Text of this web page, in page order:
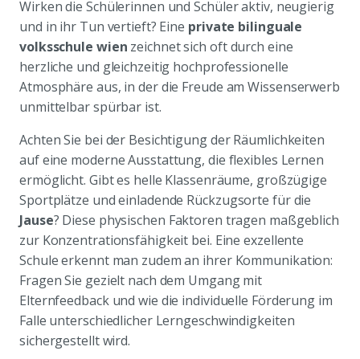
Wirken die Schülerinnen und Schüler aktiv, neugierig
und in ihr Tun vertieft? Eine private bilinguale
volksschule wien zeichnet sich oft durch eine
herzliche und gleichzeitig hochprofessionelle
Atmosphäre aus, in der die Freude am Wissenserwerb
unmittelbar spürbar ist.
Achten Sie bei der Besichtigung der Räumlichkeiten
auf eine moderne Ausstattung, die flexibles Lernen
ermöglicht. Gibt es helle Klassenräume, großzügige
Sportplätze und einladende Rückzugsorte für die
Jause? Diese physischen Faktoren tragen maßgeblich
zur Konzentrationsfähigkeit bei. Eine exzellente
Schule erkennt man zudem an ihrer Kommunikation:
Fragen Sie gezielt nach dem Umgang mit
Elternfeedback und wie die individuelle Förderung im
Falle unterschiedlicher Lerngeschwindigkeiten
sichergestellt wird.